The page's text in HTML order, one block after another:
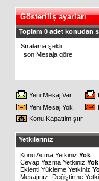
Gösteriliş ayarları
Toplam 0 adet konudan
Sıralama şekli
Yeni Mesaj Var
Yeni Mesaj Yok
Konu Kapatılmıştır
Yetkileriniz
Konu Acma Yetkiniz Yok
Cevap Yazma Yetkiniz Yok
Eklenti Yükleme Yetkiniz
Mesajınızı Değiştirme